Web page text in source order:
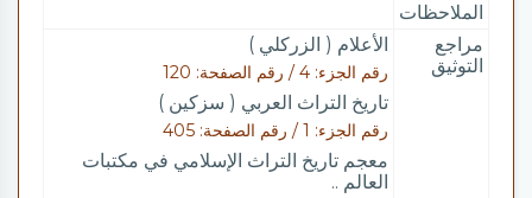
الملاحظات
مراجع
التوثيق
الأعلام ( الزركلي )
رقم الجزء: 4 / رقم الصفحة: 120
تاريخ التراث العربي ( سزكين )
رقم الجزء: 1 / رقم الصفحة: 405
معجم تاريخ التراث الإسلامي في مكتبات
العالم ..